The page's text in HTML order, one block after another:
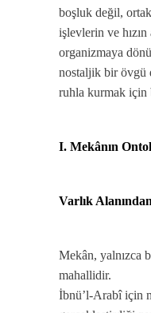
boşluk değil,
işlevlerin ve hızın
organizmaya
nostaljik bir övgü
ruhla kurmak için
I. Mekânın
Varlık
Mekân, yalnızca
mahallidir.
İbnü’l-Arabî için